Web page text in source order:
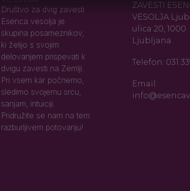
Društvo za dvig zavesti
Esenca vesolja je
skupina posameznikov,
ki želijo s svojim
delovanjem prispevati k
dvigu zavesti na Zemlji.
Pri vsem kar počnemo,
sledimo svojemu srcu,
sanjam, intuiciji.
Pridružite se nam na tem
razburljivem potovanju!
ZAVESTI
VESOLJA
ulica 20, 1000
Ljubljana
Telefon: 031
Email: